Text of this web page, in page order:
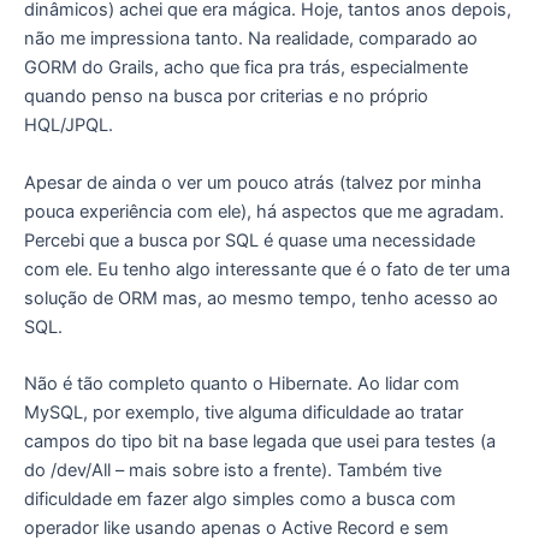
dinâmicos) achei que era mágica. Hoje, tantos anos depois,
não me impressiona tanto. Na realidade, comparado ao
GORM do Grails, acho que fica pra trás, especialmente
quando penso na busca por criterias e no próprio
HQL/JPQL.
Apesar de ainda o ver um pouco atrás (talvez por minha
pouca experiência com ele), há aspectos que me agradam.
Percebi que a busca por SQL é quase uma necessidade
com ele. Eu tenho algo interessante que é o fato de ter uma
solução de ORM mas, ao mesmo tempo, tenho acesso ao
SQL.
Não é tão completo quanto o Hibernate. Ao lidar com
MySQL, por exemplo, tive alguma dificuldade ao tratar
campos do tipo bit na base legada que usei para testes (a
do /dev/All – mais sobre isto a frente). Também tive
dificuldade em fazer algo simples como a busca com
operador like usando apenas o Active Record e sem